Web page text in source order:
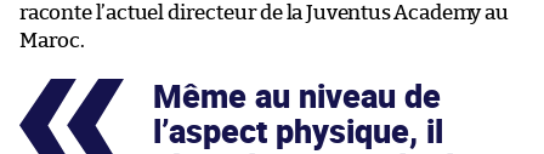
raconte l’actuel directeur de la Juventus Academy au
Maroc.
Même au niveau de
l’aspect physique, il